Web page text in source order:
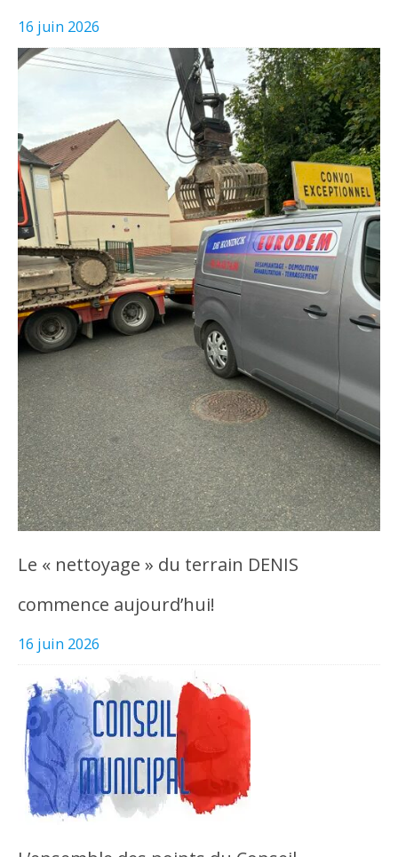
16 juin 2026
Le « nettoyage » du terrain DENIS
commence aujourd’hui!
16 juin 2026